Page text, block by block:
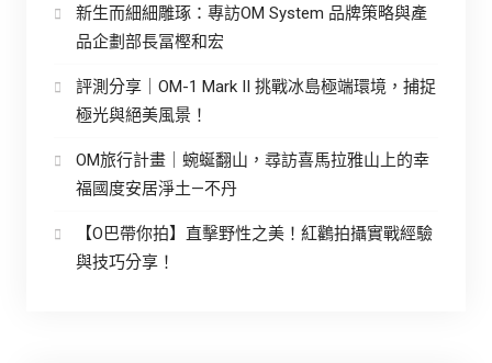
新生而細細雕琢：專訪OM System 品牌策略與產
品企劃部長冨樫和宏
評測分享｜OM-1 Mark II 挑戰冰島極端環境，捕捉
極光與絕美風景！
OM旅行計畫｜蜿蜒翻山，尋訪喜馬拉雅山上的幸
福國度安居淨土—不丹
【O巴帶你拍】直擊野性之美！紅鸛拍攝實戰經驗
與技巧分享！